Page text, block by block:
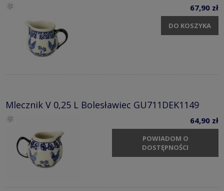
67,90 zł
DO KOSZYKA
Mlecznik V 0,25 L Bolesławiec GU711DEK1149
64,90 zł
POWIADOM O
DOSTĘPNOŚCI